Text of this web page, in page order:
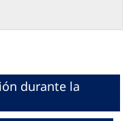
durante la